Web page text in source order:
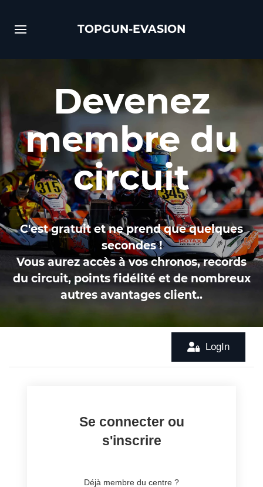
TOPGUN-EVASION
Devenez
membre du
circuit
C'est gratuit et ne prend que quelques
secondes !
Vous aurez accès à vos chronos, records
du circuit, points fidélité et de nombreux
autres avantages client..